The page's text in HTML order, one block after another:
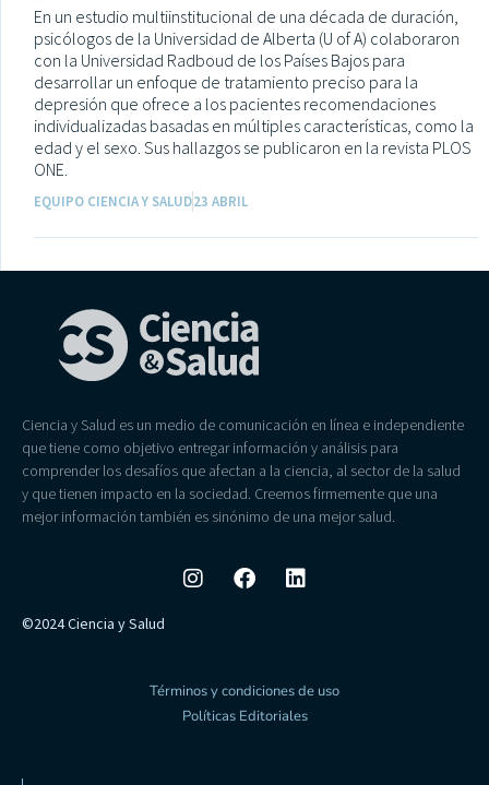
En un estudio multiinstitucional de una década de duración,
psicólogos de la Universidad de Alberta (U of A) colaboraron
con la Universidad Radboud de los Países Bajos para
desarrollar un enfoque de tratamiento preciso para la
depresión que ofrece a los pacientes recomendaciones
individualizadas basadas en múltiples características, como la
edad y el sexo. Sus hallazgos se publicaron en la revista PLOS
ONE.
EQUIPO CIENCIA Y SALUD23 ABRIL
Ciencia y Salud es un medio de comunicación en línea e independiente
que tiene como objetivo entregar información y análisis para
comprender los desafíos que afectan a la ciencia, al sector de la salud
y que tienen impacto en la sociedad. Creemos firmemente que una
mejor información también es sinónimo de una mejor salud.
©2024 Ciencia y Salud
Términos y condiciones de uso
Políticas Editoriales